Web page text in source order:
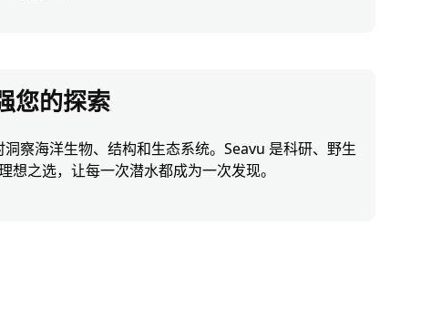
您的探索
洞察海洋生物、结构和生态系统。Seavu 是科研、野生
想之选，让每一次潜水都成为一次发现。